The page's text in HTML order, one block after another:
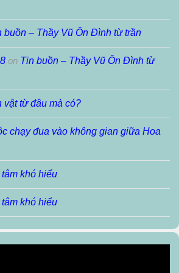
buồn – Thầy Vũ Ôn Đình từ trần
on Tin buồn – Thầy Vũ Ôn Đình từ
vật từ đâu mà có?
chạy đua vào không gian giữa Hoa
tâm khó hiểu
tâm khó hiểu